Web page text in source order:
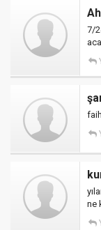
7/
ne